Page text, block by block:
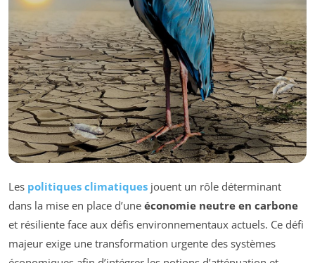
Les politiques climatiques jouent un rôle déterminant
dans la mise en place d’une économie neutre en carbone
et résiliente face aux défis environnementaux actuels. Ce défi
majeur exige une transformation urgente des systèmes